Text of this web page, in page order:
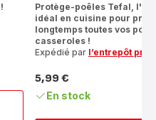
Protège-poêles Tefal,
idéal en cuisine pour
longtemps toutes vos
casseroles !
Expédié par l’entrepôt
Prix
5,99 €
En stock